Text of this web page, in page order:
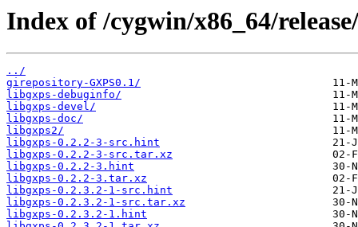
Index of /cygwin/x86_64/
../
girepository-GXPS0.1/
libgxps-debuginfo/
libgxps-devel/
libgxps-doc/
libgxps2/
libgxps-0.2.2-3-src.hint
libgxps-0.2.2-3-src.tar.xz
libgxps-0.2.2-3.hint
libgxps-0.2.2-3.tar.xz
libgxps-0.2.3.2-1-src.hint
libgxps-0.2.3.2-1-src.tar.xz
libgxps-0.2.3.2-1.hint